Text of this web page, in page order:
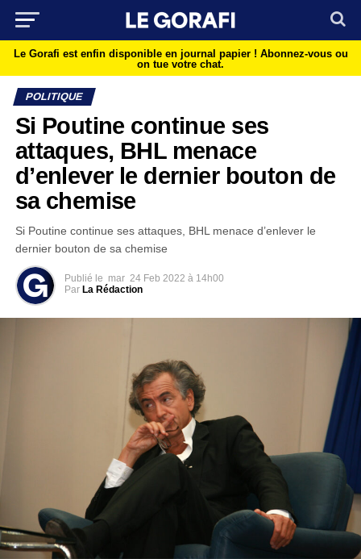
Le Gorafi est enfin disponible en journal papier ! Abonnez-vous ou
on tue votre chat.
POLITIQUE
Si Poutine continue ses
attaques, BHL menace
d’enlever le dernier bouton de
sa chemise
Si Poutine continue ses attaques, BHL menace d’enlever le
dernier bouton de sa chemise
Publié le mar 24 Feb 2022 à 14h00
Par La Rédaction